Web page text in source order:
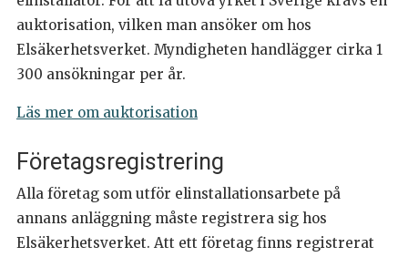
auktorisation, vilken man ansöker om hos
Elsäkerhetsverket. Myndigheten handlägger cirka 1
300 ansökningar per år.
Läs mer om auktorisation
Företagsregistrering
Alla företag som utför elinstallationsarbete på
annans anläggning måste registrera sig hos
Elsäkerhetsverket. Att ett företag finns registrerat